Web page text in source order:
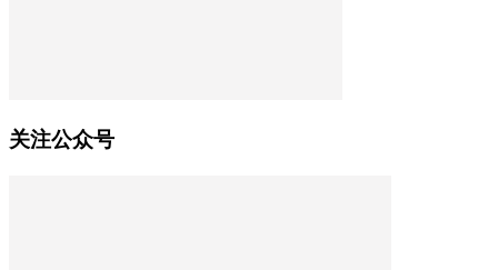
关注公众号